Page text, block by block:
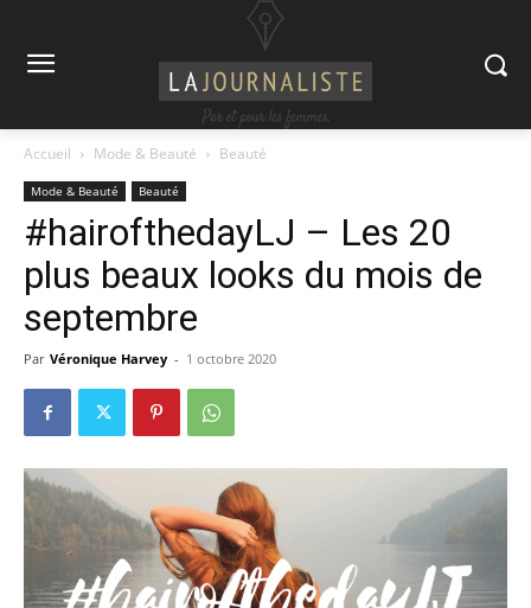
Accueil Mode & Beauté Beauté
Mode & Beauté Beauté
#hairofthedayLJ – Les 20
plus beaux looks du mois de
septembre
Par Véronique Harvey - 1 octobre 2020